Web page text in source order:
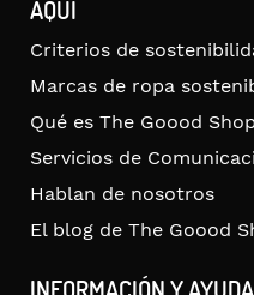
AQUÍ
Criterios de
Marcas de ropa
Qué es The Goood Shop
Servicios de
Hablan de nosotros
El blog de The Goood